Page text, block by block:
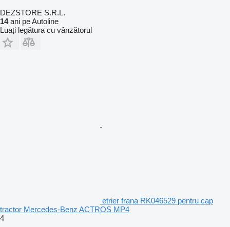
DEZSTORE S.R.L.
14ani pe Autoline
Luați legătura cu vânzătorul
etrier frana RK046529 pentru cap
tractor Mercedes-Benz ACTROS MP4
4